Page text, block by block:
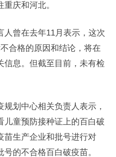
庆和河北。
人曾在去年11月表示，这次
合格的原因和结论，将在
信息。但截至目前，未有检
划中心相关负责人表示，
儿童预防接种证上的百白破
苗生产企业和批号进行对
的不合格百白破疫苗。